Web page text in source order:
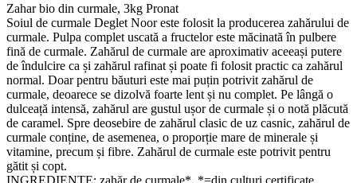
Zahar bio din curmale, 3kg Pronat
Soiul de curmale Deglet Noor este folosit la producerea zahărului de
curmale. Pulpa complet uscată a fructelor este măcinată în pulbere
fină de curmale. Zahărul de curmale are aproximativ aceeași putere
de îndulcire ca și zahărul rafinat și poate fi folosit practic ca zahărul
normal. Doar pentru băuturi este mai puțin potrivit zahărul de
curmale, deoarece se dizolvă foarte lent și nu complet. Pe lângă o
dulceață intensă, zahărul are gustul ușor de curmale și o notă plăcută
de caramel. Spre deosebire de zahărul clasic de uz casnic, zahărul de
curmale conține, de asemenea, o proporție mare de minerale și
vitamine, precum și fibre. Zahărul de curmale este potrivit pentru
gătit și copt.
INGREDIENTE: zahăr de curmale*. *=din culturi certificate